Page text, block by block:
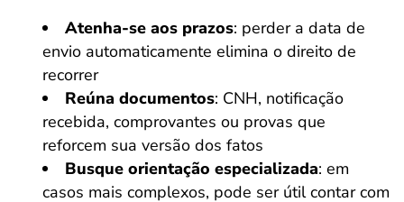
Atenha-se aos prazos: perder a data de
envio automaticamente elimina o direito de
recorrer
Reúna documentos: CNH, notificação
recebida, comprovantes ou provas que
reforcem sua versão dos fatos
Busque orientação especializada: em
casos mais complexos, pode ser útil contar com